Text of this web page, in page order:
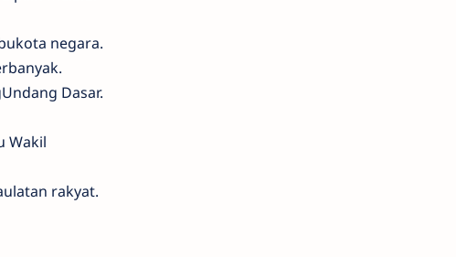
negara.
Dasar.
Wakil
rakyat.